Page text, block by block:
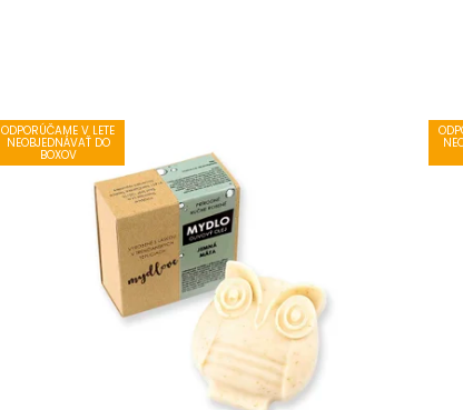
ODPORÚČAME V LETE
NEOBJEDNÁVAŤ DO
BOXOV